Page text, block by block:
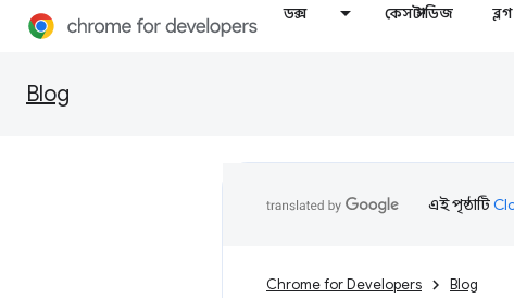
ডক্স কেস স্টাডিজ ব্লগ
Blog
এই পৃষ্ঠাটি
Chrome for Developers Blog